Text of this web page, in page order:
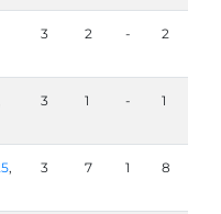
3 2 - 2
3 1 - 1
,
3 7 1 8